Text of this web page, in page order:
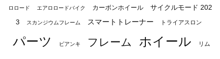
ロロード エアロロードバイク カーボンホイール
サイクルモード 202
3
スカンジウムフレーム スマートトレーナー トライアスロン
パーツ ビアンキ フレーム ホイール リム